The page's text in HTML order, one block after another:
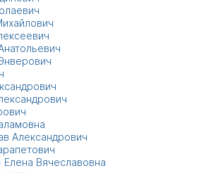
Александрович
Вячеславовна